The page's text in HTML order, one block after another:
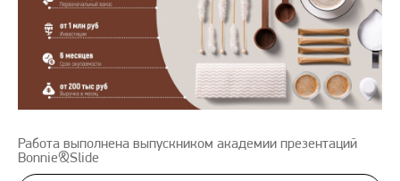
Работа выполнена выпускником академии презентаций
Bonnie&Slide